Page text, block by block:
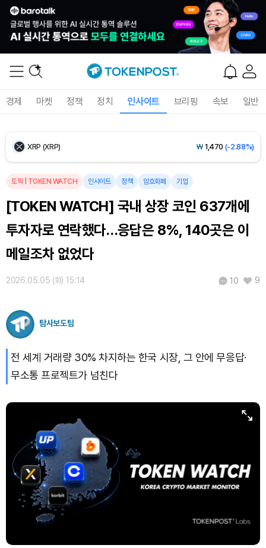
경제 마켓 정책 정치 인사이트 브리핑 속보 일반
Ethereum (ETH) ₩2,710,211(-0.05%)
Tether USDt (USDT) ₩1,421(+0.01%)
BNB (BNB) (-0.70%)
USDC (USDC) 1,422 (0.00%)
TRON (TRX)
Hyperliquid (HYPE) ₩ 79,666 (-1.38%)
토픽 TOKEN WATCH 인사이트 정책 암호화폐 기업
[TOKEN WATCH] 국내 상장 코인 637개에
투자자로 연락했다…응답은 8%, 140곳은 이
메일조차 없었다
2026.05.05 (화) 15:14 10 9
탐사보도팀
전 세계 거래량 30% 차지하는 한국 시장, 그 안에 무응답·
무소통 프로젝트가 넘친다